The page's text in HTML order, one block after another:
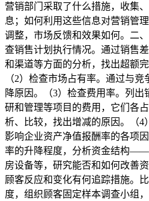
营销部门采取了什么措施，收集
息；如何利用这些信息对营销管
调整，市场反馈和效果如何。二
查销售计划执行情况。通过销售
和渠道等方面的分析，找出超额
（2）检查市场占有率。通过与
降原因。（3）检查费用率。列出
研和管理等项目的费用，它们各
析、比较，找出增减的原因。（4
影响企业资产净值报酬率的各项
率的升降程度，分析资金结构
房设备等，研究能否和如何改善
顾客反应和变化有何追踪措施。
度，组织顾客固定样本调查小组